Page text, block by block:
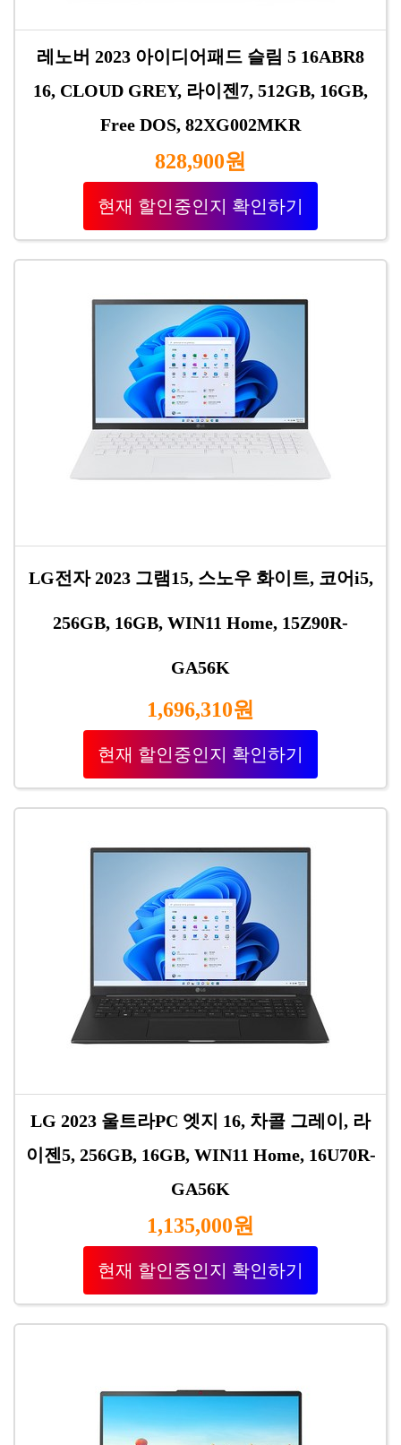
레노버 2023 아이디어패드 슬림 5 16ABR8
16, CLOUD GREY, 라이젠7, 512GB, 16GB,
Free DOS, 82XG002MKR
828,900원
현재 할인중인지 확인하기
LG전자 2023 그램15, 스노우 화이트, 코어i5,
256GB, 16GB, WIN11 Home, 15Z90R-
GA56K
1,696,310원
현재 할인중인지 확인하기
LG 2023 울트라PC 엣지 16, 차콜 그레이, 라
이젠5, 256GB, 16GB, WIN11 Home, 16U70R-
GA56K
1,135,000원
현재 할인중인지 확인하기